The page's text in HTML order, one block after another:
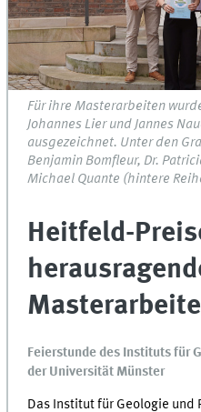
Für ihre Masterarbeiten
Johannes Lier und Jannes
ausgezeichnet. Unter den
Benjamin Bomfleur, Dr.
Michael Quante (hintere
Heitfeld-
Feierstunde des Instituts für
der Universität Münster
Das Institut für Geologie